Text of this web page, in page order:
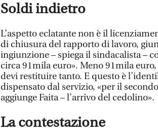
Soldi indietro
L’aspetto eclatante non è il
di chiusura del rapporto di lavoro,
ingiunzione – spiega il sindacalista –
circa 91mila euro». Meno 91mila
devi restituire tanto. E questo è
dispensato dal servizio, «per il
aggiunge Faita – l’arrivo del cedolino».
La contestazione